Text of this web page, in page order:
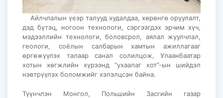
Айлчлалын үеэр талууд худалдаа, хөрөнгө оруулалт,
дэд бүтэц, ногоон технологи, сэргээгдэх эрчим хүч,
мэдээллийн технологи, боловсрол, аялал жуулчлал,
геологи, соёлын салбарын хамтын ажиллагааг
өргөжүүлэх талаар санал солилцож, Улаанбаатар
хотын хөгжлийн хүрээнд “ухаалаг хот”-ын шийдэл
нэвтрүүлэх боломжийг хэлэлцсэн байна.
Түүнчлэн Монгол, Польшийн Засгийн газар